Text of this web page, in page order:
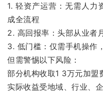
1. 轻资产运营：无需人力
成全流程
2. 高回报率：头部从业者
3. 低门槛：仅需手机操作
但需警惕以下风险：
部分机构收取1 3万元加盟
实际收益受地域、行业、